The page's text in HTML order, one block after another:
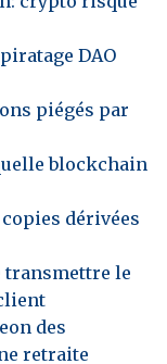
DAO
piégés par
blockchain
dérivées
transmettre le
des
retraite